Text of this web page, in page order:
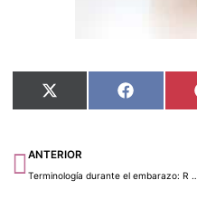
Compartir
en
X
(Twitter)
Compartir
en
Facebook
Ant
ANTERIOR
Terminología durante el embarazo: R – S – T